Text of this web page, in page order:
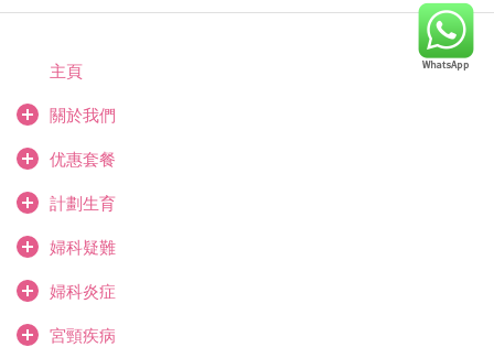
主頁
關於我們
优惠套餐
計劃生育
婦科疑難
婦科炎症
宮頸疾病